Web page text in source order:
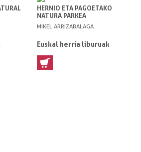
HERNIO ETA PAGOETAKO
NATURA PARKEA
MIKEL ARRIZABALAGA
Euskal herria liburuak